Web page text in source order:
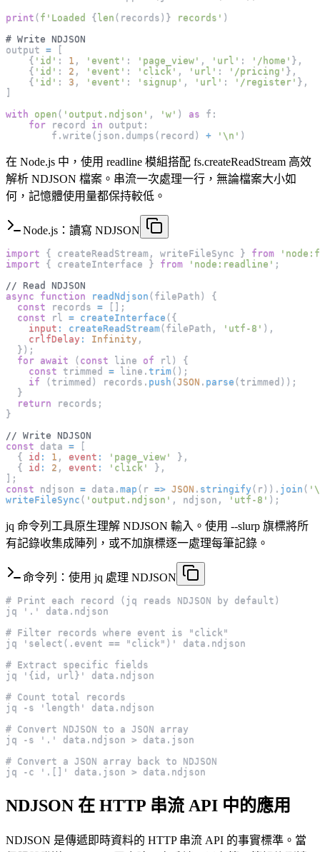
print ( f'Loaded {len ( records ) } records' )
# Write NDJSON
output =
[
{ 'id' : 1 , 'event' : 'page_view' , 'url' : '/home' } ,
{ 'id' : 2 , 'event' : 'click' , 'url' : '/pricing' } ,
{ 'id' : 3 , 'event' : 'signup' , 'url' : '/register' } ,
]
with
open ( 'output.ndjson' , 'w' ) as f :
for record in output :
        f
. write ( json . dumps ( record ) + '\n' )
在 Node.js 中，使用 readline 模組搭配 fs.createReadStream 高效
解析 NDJSON 檔案。串流一次處理一行，無論檔案大小如
何，記憶體使用量都保持較低。
Node.js：讀寫 NDJSON
import { createReadStream , writeFileSync } from
import
{ createInterface } from 'node:readline' ;
// Read NDJSON
async
function readNdjson ( filePath )
{
const records = [ ] ;
const rl = createInterface ( {
input : createReadStream( filePath , 'utf-8' ) ,
crlfDelay : Infinity ,
} ) ;
for await ( const line of rl )
{
const trimmed = line . trim( ) ;
if
( trimmed ) records . push (JSON . parse ( trimmed ) ) ;
}
return records ;
}
// Write NDJSON
const data =
[
{
id : 1 , event : 'page_view' } ,
{
id : 2 , event : 'click' } ,
] ;
const ndjson = data . map ( r => JSON . stringify ( r) ) . join (
writeFileSync ( 'output.ndjson' , ndjson , 'utf-8' ) ;
jq 命令列工具原生理解 NDJSON 輸入。使用 --slurp 旗標將所
有記錄收集成陣列，或不加旗標逐一處理每筆記錄。
命令列：使用 jq 處理 NDJSON
# Print each record (jq reads NDJSON by default)
jq '.' data.ndjson
# Filter records where event is "click"
jq 'select(.event == "click")' data.ndjson
# Extract specific fields
jq '{id, url}' data.ndjson
# Count total records
jq -s 'length' data.ndjson
# Convert NDJSON to a JSON array
jq -s '.' data.ndjson > data.json
# Convert a JSON array back to NDJSON
jq -c '.[]' data.json > data.ndjson
NDJSON 在 HTTP 串流 API 中的應用
NDJSON 是傳遞即時資料的 HTTP 串流 API 的事實標準。當